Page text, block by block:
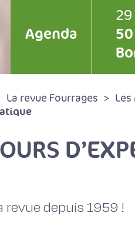
Agenda
La revue Fourrages Les
depuis 1959 !